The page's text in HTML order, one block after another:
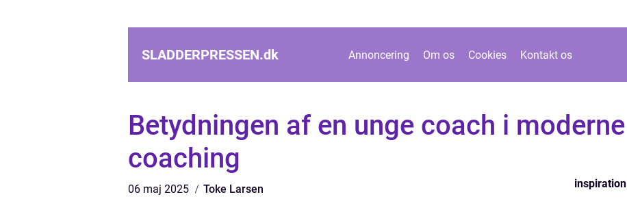
SLADDERPRESSEN.dk Annoncering Om os Cookies Kontakt os
Betydningen af en unge coach i moderne
coaching
06 maj 2025 Toke Larsen inspiration